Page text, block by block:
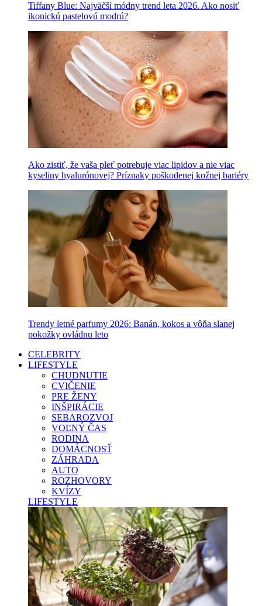
Tiffany Blue: Najväčší módny trend leta 2026. Ako nosiť
ikonickú pastelovú modrú?
Ako zistiť, že vaša pleť potrebuje viac lipidov a nie viac
kyseliny hyalurónovej? Príznaky poškodenej kožnej bariéry
Trendy letné parfumy 2026: Banán, kokos a vôňa slanej
pokožky ovládnu leto
CELEBRITY
LIFESTYLE
CHUDNUTIE
CVIČENIE
PRE ŽENY
INŠPIRÁCIE
SEBAROZVOJ
VOĽNÝ ČAS
RODINA
DOMÁCNOSŤ
ZÁHRADA
AUTO
ROZHOVORY
KVÍZY
LIFESTYLE